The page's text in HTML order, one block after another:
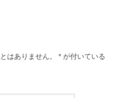
はありません。 * が付いている